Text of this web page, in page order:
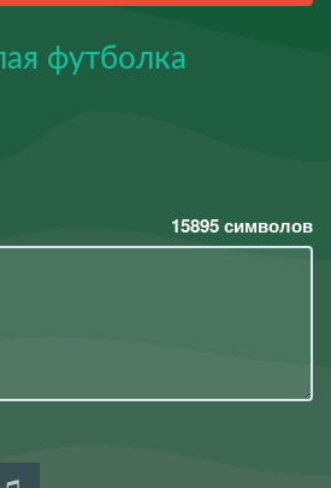
футболка
15895символов